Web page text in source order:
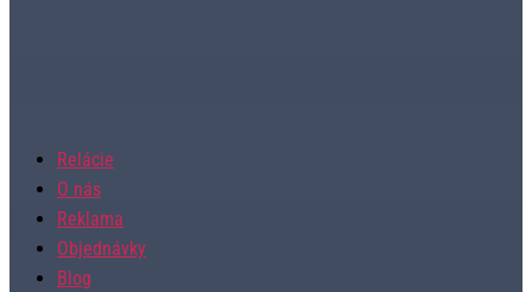
Relácie
O nás
Reklama
Objednávky
Blog